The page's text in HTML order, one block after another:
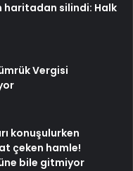
haritadan silindi: Halk
Vergisi
konuşulurken
çeken hamle!
bile gitmiyor